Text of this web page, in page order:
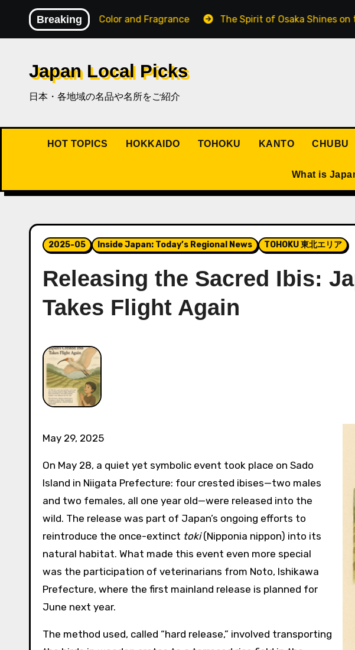
を
Breaking
Filled with Color and Fragrance The Spirit of Osaka Shines on the
Japan Local Picks
日本・各地域の名品や名所をご紹介
HOT TOPICS HOKKAIDO TOHOKU KANTO CHUBU
What is
2025-05 Inside Japan: Today’s Regional News TOHOKU 東北エリア
Releasing the Sacred Ibis:
Takes Flight Again
May 29, 2025
On May 28, a quiet yet symbolic event took place on Sado
Island in Niigata Prefecture: four crested ibises—two males
and two females, all one year old—were released into the
wild. The release was part of Japan’s ongoing efforts to
reintroduce the once-extinct toki(Nipponia nippon) into its
natural habitat. What made this event even more special
was the participation of veterinarians from Noto, Ishikawa
Prefecture, where the first mainland release is planned for
June next year.
The method used, called “hard release,” involved transporting